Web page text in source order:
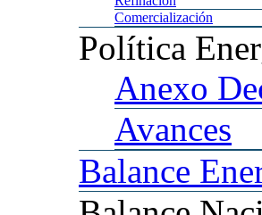
Comercialización
Política
Anexo
Avances
Balance